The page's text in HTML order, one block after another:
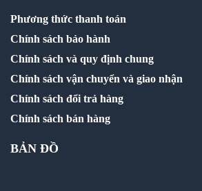
Phương thức thanh toán
Chính sách bảo hành
Chính sách và quy định chung
Chính sách vận chuyển và giao nhận
Chính sách đổi trả hàng
Chính sách bán hàng
BẢN ĐỒ